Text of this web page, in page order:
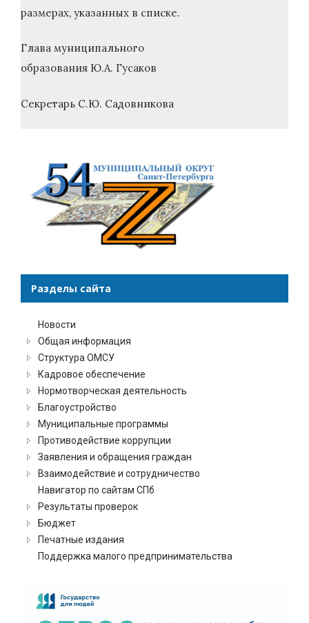
размерах, указанных в списке.
Глава муниципального
образования Ю.А. Гусаков
Секретарь С.Ю. Садовникова
Разделы сайта
Новости
Общая информация
Структура ОМСУ
Кадровое обеспечение
Нормотворческая деятельность
Благоустройство
Муниципальные программы
Противодействие коррупции
Заявления и обращения граждан
Взаимодействие и сотрудничество
Навигатор по сайтам СПб
Результаты проверок
Бюджет
Печатные издания
Поддержка малого предпринимательства